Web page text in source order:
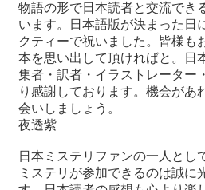
物語の形で日本読者と交流でき
います。日本語版が決まった日
クティーで祝いました。皆様も
本を思い出して頂ければと。日
集者・訳者・イラストレーター
り感謝しております。機会があ
会いしましょう。
夜透紫
日本ミステリファンの一人とし
ミステリが参加できるのは誠に